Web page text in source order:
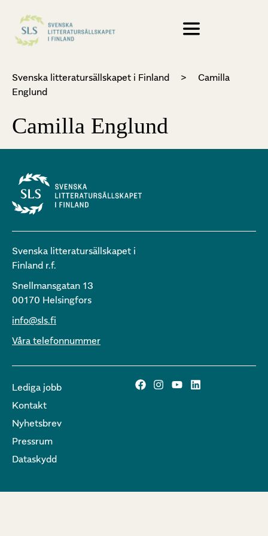
Svenska litteratursällskapet i Finland >
Camilla
Englund
Camilla Englund
Svenska litteratursällskapet i
Finland r.f.
Snellmansgatan 13
00170 Helsingfors
info@sls.fi
Våra telefonnummer
Lediga jobb
Kontakt
Nyhetsbrev
Pressrum
Dataskydd